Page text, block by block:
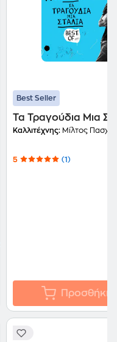
Best Seller
Τα Τραγούδια Μια
Καλλιτέχνης: Μίλτος
5 (1)
Προσθήκη